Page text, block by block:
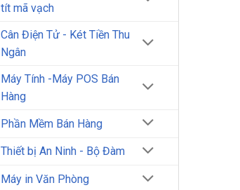
tít mã vạch
Cân Điện Tử - Két Tiền Thu
Ngân
Máy Tính -Máy POS Bán
Hàng
Phần Mềm Bán Hàng
Thiết bị An Ninh - Bộ Đàm
Máy in Văn Phòng